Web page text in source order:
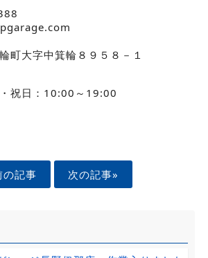
町大字中箕輪８９５８－１
祝日：10:00～19:00
の記事 次の記事»